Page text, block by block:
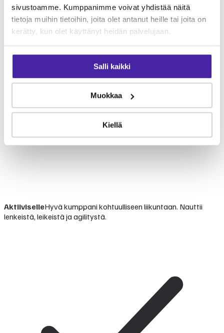
sivustoamme. Kumppanimme voivat yhdistää näitä
tietoja muihin tietoihin, joita olet antanut heille tai joita on
kerätty, kun olet käyttänyt heidän palvelujaan.
Salli kaikki
Muokkaa
Kiellä
AktiiviselleHyvä kumppani kohtuulliseen liikuntaan. Nauttii
lenkeistä, leikeistä ja agilitystä.